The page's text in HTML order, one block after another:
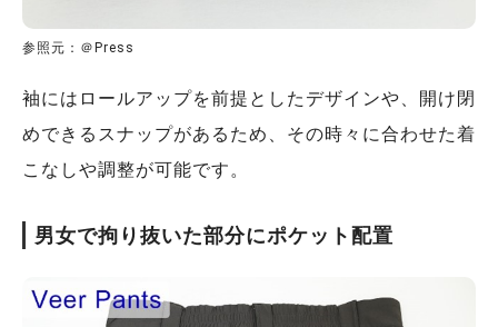
参照元：＠Press
袖にはロールアップを前提としたデザインや、開け閉
めできるスナップがあるため、その時々に合わせた着
こなしや調整が可能です。
男女で拘り抜いた部分にポケット配置